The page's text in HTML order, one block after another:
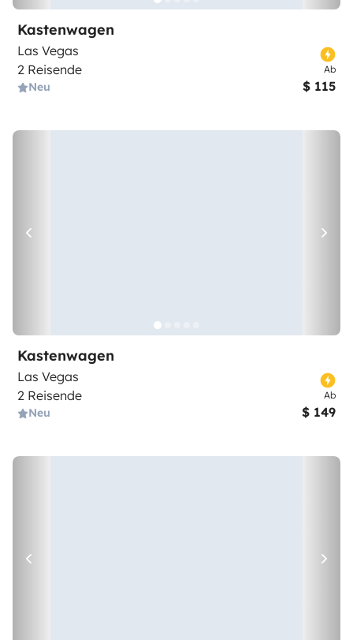
Kastenwagen
Las Vegas
2 Reisende
Neu
Ab
$ 115
Kastenwagen
Las Vegas
2 Reisende
Neu
Ab
$ 149